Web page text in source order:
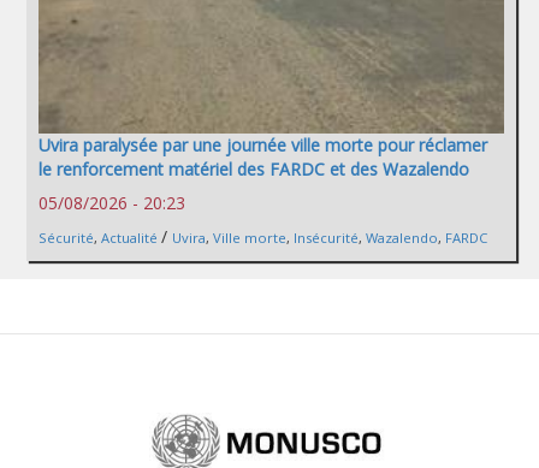
Uvira paralysée par une journée ville morte pour réclamer
le renforcement matériel des FARDC et des Wazalendo
05/08/2026 - 20:23
Sécurité, Actualité / Uvira, Ville morte, Insécurité, Wazalendo, FARDC